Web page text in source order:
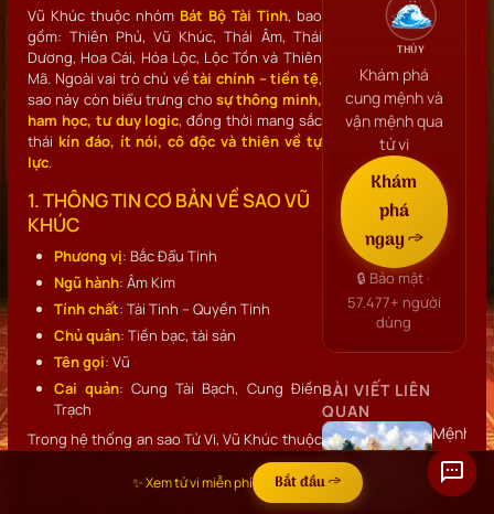
Vũ Khúc thuộc nhóm Bát Bộ Tài Tinh, bao
gồm: Thiên Phủ, Vũ Khúc, Thái Âm, Thái
Dương, Hoa Cái, Hóa Lộc, Lộc Tồn và Thiên
Mã. Ngoài vai trò chủ vềtài chính – tiền tệ,
sao này còn biểu trưng chosự thông minh,
ham học, tư duy logic, đồng thời mang sắc
thái kín đáo, ít nói, cô độc và thiên về tự
lực.
1. THÔNG TIN CƠ BẢN VỀ SAO VŨ
KHÚC
Phương vị: Bắc Đẩu Tinh
Ngũ hành: Âm Kim
Tính chất: Tài Tinh – Quyền Tinh
Chủ quản: Tiền bạc, tài sản
Tên gọi: Vũ
Cai quản: Cung Tài Bạch, Cung Điền
Trạch
Trong hệ thống an sao Tử Vi, Vũ Khúc thuộc
nhị hợp với Thái Âm, đứng
ngay sau Thái Dương theo thứ tự:
Tử Vi – Thiên Cơ – Thái Dương – Vũ Khúc –
THỦY
Khám phá
cung mệnh và
vận mệnh qua
tử vi
Khám
phá
ngay →
🔒 Bảo mật ·
57.477+ người
dùng
BÀI VIẾT LIÊN
QUAN
Mệnh
tài
quan
là
✨ Xem tử vi miễn phí Bắt đầu →